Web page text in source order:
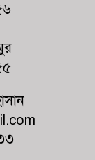
বর্ষপূর্তি
গণমিছিল
অভিযান:
শেখ
খালের